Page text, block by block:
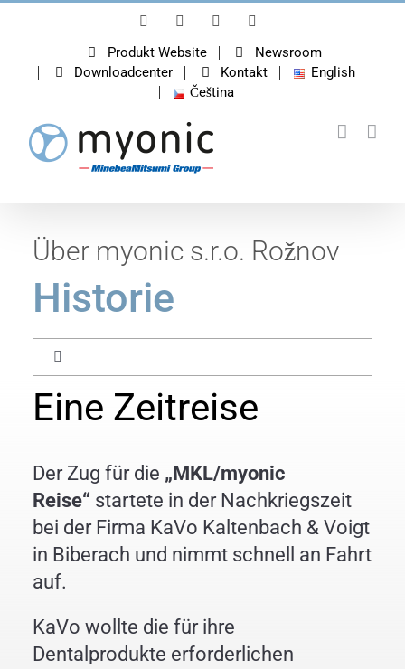
LinkedInInstagramYouTube
Produkt Website
Newsroom
Downloadcenter
Kontakt
English
Čeština
Über myonic s.r.o. Rožnov
Historie
Toggle
Navigation
Über myonic
Zahlen & Fakten
Unternehmensstruktur
Managementteam
Führungsgrundsätze
Eine Zeitreise
Der Zug für die „MKL/myonic
Reise“ startete in der Nachkriegszeit
bei der Firma KaVo Kaltenbach & Voigt
in Biberach und nimmt schnell an Fahrt
auf.
KaVo wollte die für ihre
Dentalprodukte erforderlichen